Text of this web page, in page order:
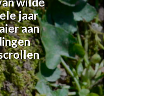
jaar
aan